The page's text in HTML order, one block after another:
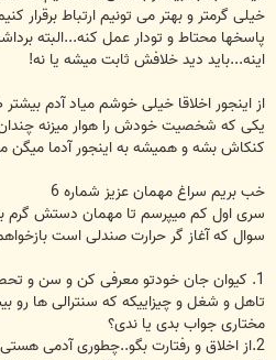
خیلی گرمتر و بهتر می تونیم ارتباط برقرار
پاسخها محتاط و تودار عمل کنه...البته
اینه...باید دید خلافش ثابت میشه یا نه!
از اینجور اخلاقا خیلی خوشم میاد آدم
یکی که شخصیت خودش را هوار میزنه چندان
کنکاش بشه و همیشه به اینجور آدما میگن
خب بریم سراغ مهمان عزیز شماره 6
سری اول کم میپرسم تا مهمان دستش گرم
سوال که آغاز گر حرارت صندلی است
1. کیوان جان خودتو معرفی کن و سن و
تاهل و شغل و چیزاییکه که سنترالی ها رو
مختاری جواب بدی یا ندی؟
2.از اخلاق و رفتارت بگو..چطوری آدمی هستی؟